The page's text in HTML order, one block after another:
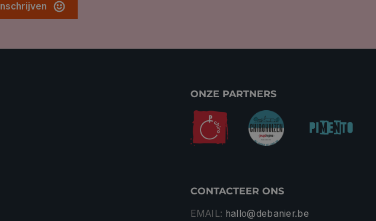
Inschrijven
ONZE PARTNERS
CONTACTEER ONS
EMAIL: hallo@debanier.be